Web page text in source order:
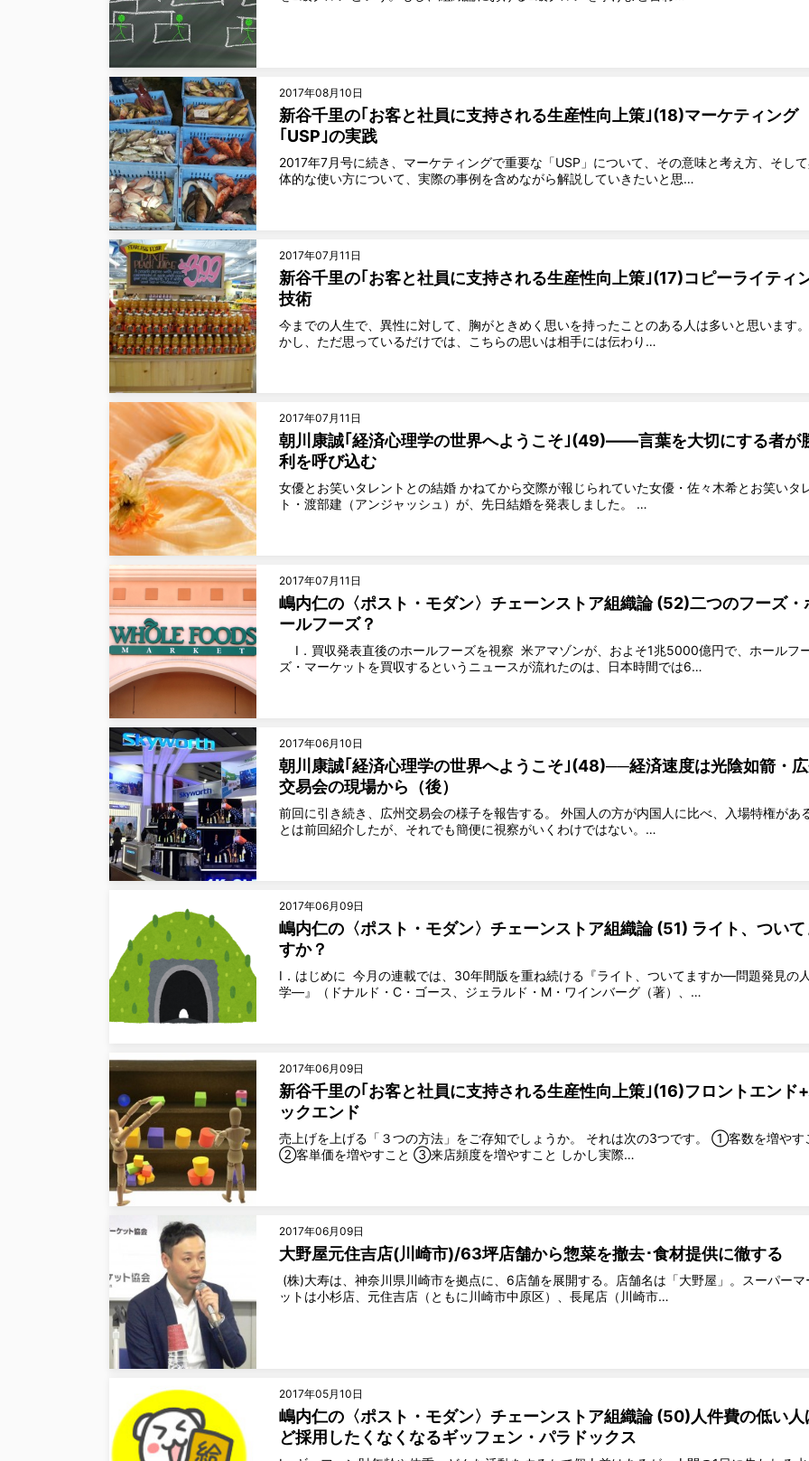
2017年08月10日
新谷千里の｢お客と社員に支持される生産性向上策｣(18)マーケティング
｢USP｣の実践
2017年7月号に続き、マーケティングで重要な「USP」について、その意味と考え方、そし
体的な使い方について、実際の事例を含めながら解説していきたいと思…
2017年07月11日
新谷千里の｢お客と社員に支持される生産性向上策｣(17)コピーライティ
技術
今までの人生で、異性に対して、胸がときめく思いを持ったことのある人は多いと思います
かし、ただ思っているだけでは、こちらの思いは相手には伝わり…
2017年07月11日
朝川康誠｢経済心理学の世界へようこそ｣(49)――言葉を大切にする者が
利を呼び込む
女優とお笑いタレントとの結婚 かねてから交際が報じられていた女優・佐々木希とお笑いタ
ト・渡部建（アンジャッシュ）が、先日結婚を発表しました。 …
2017年07月11日
嶋内仁の〈ポスト・モダン〉チェーンストア組織論 (52)二つのフーズ・
ールフーズ？
Ⅰ．買収発表直後のホールフーズを視察 米アマゾンが、およそ1兆5000億円で、ホールフ
ズ・マーケットを買収するというニュースが流れたのは、日本時間では6…
2017年06月10日
朝川康誠｢経済心理学の世界へようこそ｣(48)──経済速度は光陰如箭・
交易会の現場から（後）
前回に引き続き、広州交易会の様子を報告する。 外国人の方が内国人に比べ、入場特権があ
とは前回紹介したが、それでも簡便に視察がいくわけではない。…
2017年06月09日
嶋内仁の〈ポスト・モダン〉チェーンストア組織論 (51) ライト、ついて
すか？
Ⅰ．はじめに 今月の連載では、30年間版を重ね続ける『ライト、ついてますか―問題発見の
学―』（ドナルド・C・ゴース、ジェラルド・M・ワインバーグ（著）、…
2017年06月09日
新谷千里の｢お客と社員に支持される生産性向上策｣(16)フロントエンド
ックエンド
売上げを上げる「３つの方法」をご存知でしょうか。 それは次の3つです。 ①客数を増やす
②客単価を増やすこと ③来店頻度を増やすこと しかし実際…
2017年06月09日
大野屋元住吉店(川崎市)/63坪店舗から惣菜を撤去･食材提供に徹する
(株)大寿は、神奈川県川崎市を拠点に、6店舗を展開する。店舗名は「大野屋」。スーパーマ
ットは小杉店、元住吉店（ともに川崎市中原区）、長尾店（川崎市…
2017年05月10日
嶋内仁の〈ポスト・モダン〉チェーンストア組織論 (50)人件費の低い人
ど採用したくなくなるギッフェン・パラドックス